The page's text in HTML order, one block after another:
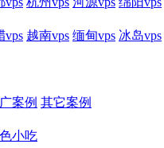
vps 越南vps 缅甸vps 冰岛vps
案例 其它案例
小吃